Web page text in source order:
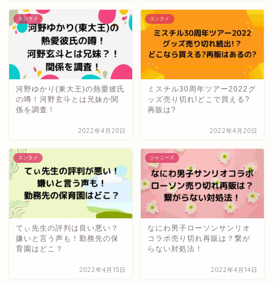
エンタメ
河野ゆかり(東大王)の熱愛彼氏
の噂！河野玄斗とは兄妹か関
係を調査！
2022年4月20日
エンタメ
ミスチル30周年ツアー2022グ
ッズ売り切れ!どこで買える?
再販は?
2022年4月20日
エンタメ
てぃ先生の評判は良い悪い？
嫌いと言う声も！勤務先の保
育園はどこ？
2022年4月15日
ジャニーズ
なにわ男子ローソンサンリオ
コラボ売り切れ再販は？繋が
らない対処法！
2022年4月14日